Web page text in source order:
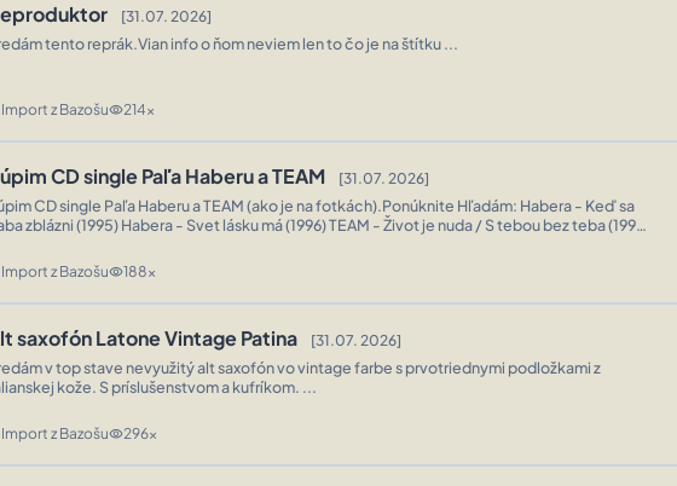
[31.07. 2026]
tento reprák.Vian info o ňom neviem len to čo je na štítku ...
Import z Bazošuvisibility214x
CD single Paľa Haberu a TEAM [31.07. 2026]
CD single Paľa Haberu a TEAM (ako je na fotkách).Ponúknite Hľadám: Habera - Keď sa
zblázni (1995) Habera - Svet lásku má (1996) TEAM - Život je nuda / S tebou bez teba (1993)
Import z Bazošuvisibility188x
saxofón Latone Vintage Patina [31.07. 2026]
v top stave nevyužitý alt saxofón vo vintage farbe s prvotriednymi podložkami z
kože. S príslušenstvom a kufríkom. ...
Import z Bazošuvisibility296x